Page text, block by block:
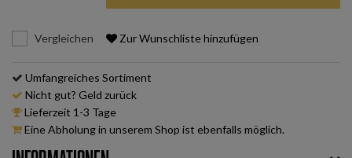
Vergleichen Zur Wunschliste hinzufügen
Umfangreiches Sortiment
Nicht gut? Geld zurück
Lieferzeit 1-3 Tage
Eine Abholung in unserem Shop ist ebenfalls möglich.